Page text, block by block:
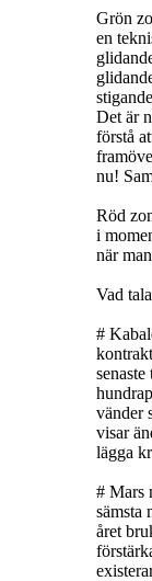
Grön
en
Det är
förstå
nu!
Röd
i
när
Vad
#
vänder
visar
lägga
# Mars
sämsta
året